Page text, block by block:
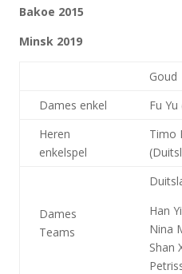
Bakoe 2015
Minsk 2019
Goud
Dames enkel
Fu
Heren
enkelspel
Timo
Dames
Teams
Han
Nina
Shan